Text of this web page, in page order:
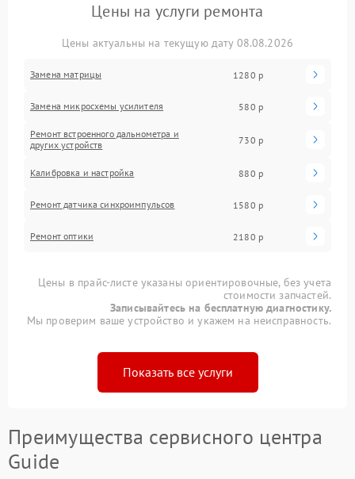
Цены на услуги ремонта
Цены актуальны на текущую дату 08.08.2026
Замена матрицы 1280 р
Замена микросхемы усилителя 580 р
Ремонт встроенного дальнометра и
других устройств
730 р
Калибровка и настройка 880 р
Ремонт датчика синхроимпульсов 1580 р
Ремонт оптики 2180 р
Цены в прайс-листе указаны ориентировочные, без учета
стоимости запчастей.
Записывайтесь на бесплатную диагностику.
Мы проверим ваше устройство и укажем на неисправность.
Показать все услуги
Преимущества сервисного центра
Guide